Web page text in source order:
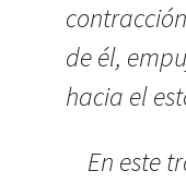
de él,
hacia el
En este